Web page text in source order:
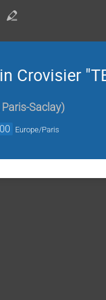
Crovisier
Paris-Saclay)
Europe/Paris